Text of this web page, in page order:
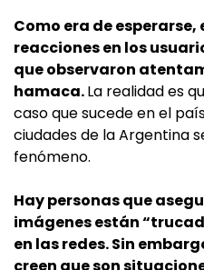
Como era de
reacciones en los
que observaron
hamaca.La realidad es
caso que sucede en el
ciudades de la Argentina
fenómeno.
Hay personas que
imágenes están
en las redes. Sin